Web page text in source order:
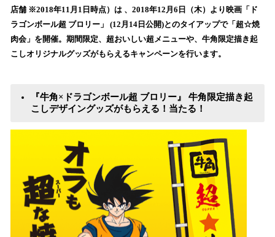
を
読
込
み
す
店舗 ※2018年11月1日時点）は 、2018年12月6日（木）より映画「ド
ラゴンボール超 ブロリー」 (12月14日公開)とのタイアップで「超☆焼
肉会」を開催。期間限定、超おいしい超メニューや、牛角限定描き起
こしオリジナルグッズがもらえるキャンペーンを行います。
『牛角×ドラゴンボール超 ブロリー』 牛角限定描き起
こしデザイングッズがもらえる！当たる！